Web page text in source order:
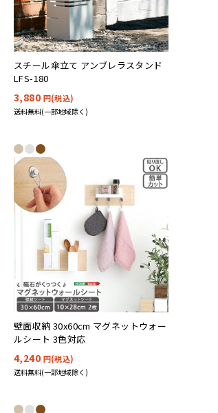
スチール傘立て アンブレラスタンド
LFS-180
3,880 円(税込)
送料無料(一部地域除く)
壁面収納 30x60cm マグネットウォー
ルシート 3色対応
4,240 円(税込)
送料無料(一部地域除く)